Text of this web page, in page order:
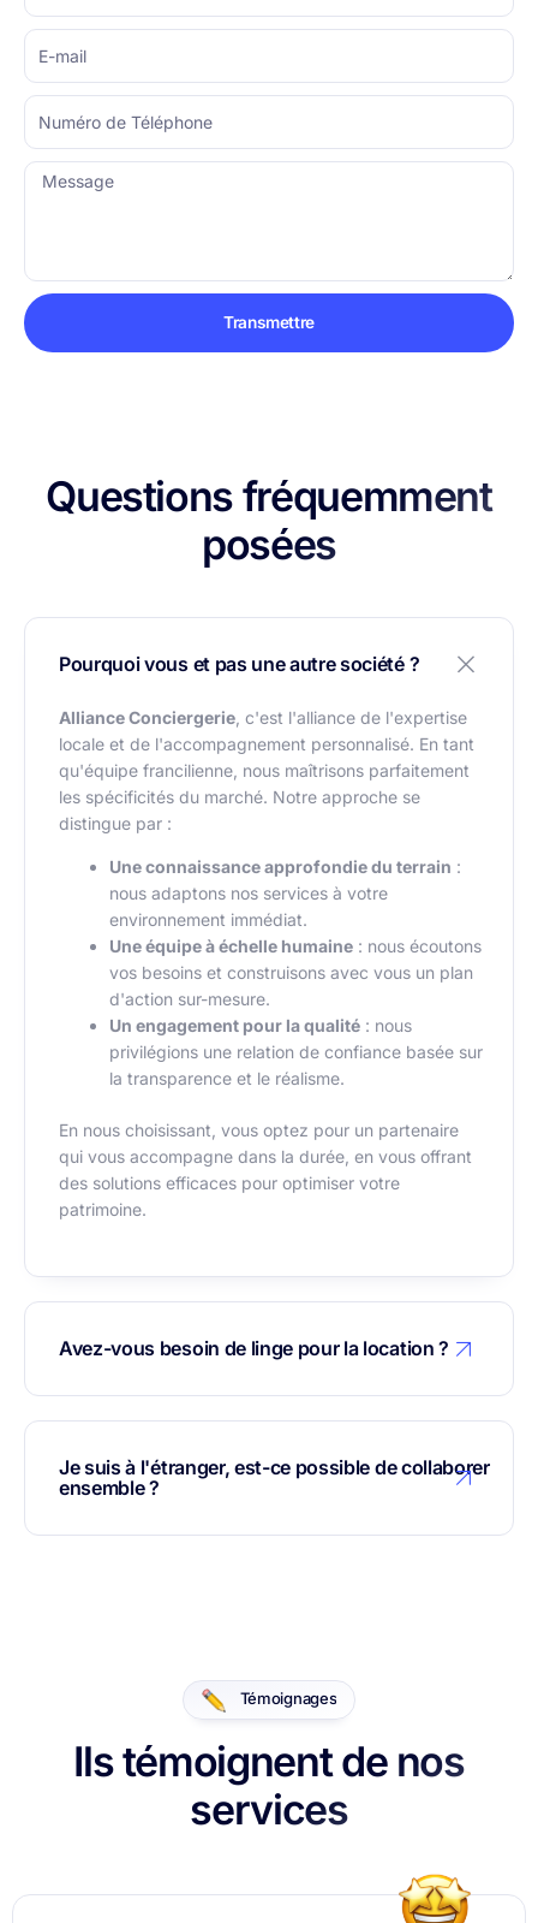
E-
mail
Numéro
de
Téléphone
Message
Transmettre
Questions fréquemment
posées
Pourquoi vous et pas une autre société ?
Alliance Conciergerie , c'est l'alliance de l'expertise
locale et de l'accompagnement personnalisé. En tant
qu'équipe francilienne, nous maîtrisons parfaitement
les spécificités du marché. Notre approche se
distingue par :
Une connaissance approfondie du terrain :
nous adaptons nos services à votre
environnement immédiat.
Une équipe à échelle humaine : nous écoutons
vos besoins et construisons avec vous un plan
d'action sur-mesure.
Un engagement pour la qualité : nous
privilégions une relation de confiance basée sur
la transparence et le réalisme.
En nous choisissant, vous optez pour un partenaire
qui vous accompagne dans la durée, en vous offrant
des solutions efficaces pour optimiser votre
patrimoine.
Avez-vous besoin de linge pour la location ?
Je suis à l'étranger, est-ce possible de collaborer
ensemble ?
Témoignages
Ils témoignent de nos
services